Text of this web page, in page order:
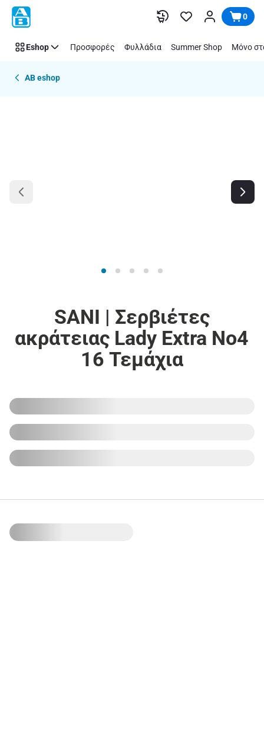
Παράλειψη 0
Eshop Προσφορές Φυλλάδια Summer Shop Μόνο
AB eshop
SANI | Σερβιέτες
ακράτειας Lady Extra No4
16 Τεμάχια